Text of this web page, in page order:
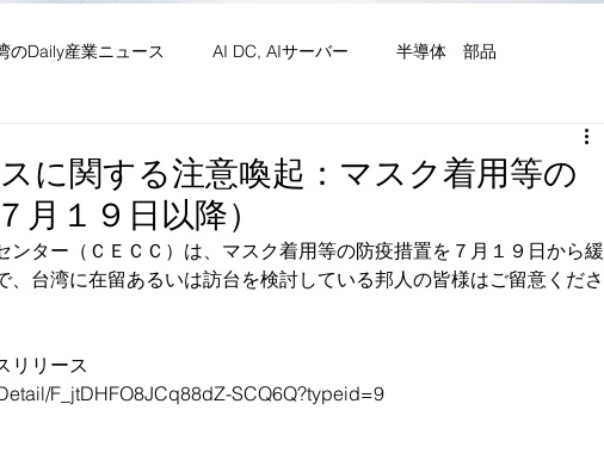
のDaily産業ニュース AI DC, AIサーバー 半導体 部品
竹竹苗縣市 台湾生活（投稿） 台湾Art&Artist 日本文化
に関する注意喚起：マスク着用等の
月１９日以降）
ンター（ＣＥＣＣ）は、マスク着用等の防疫措置を７月１９日から緩
、台湾に在留あるいは訪台を検討している邦人の皆様はご留意くださ
リリース
F_jtDHFO8JCq88dZ-SCQ6Q?typeid=9